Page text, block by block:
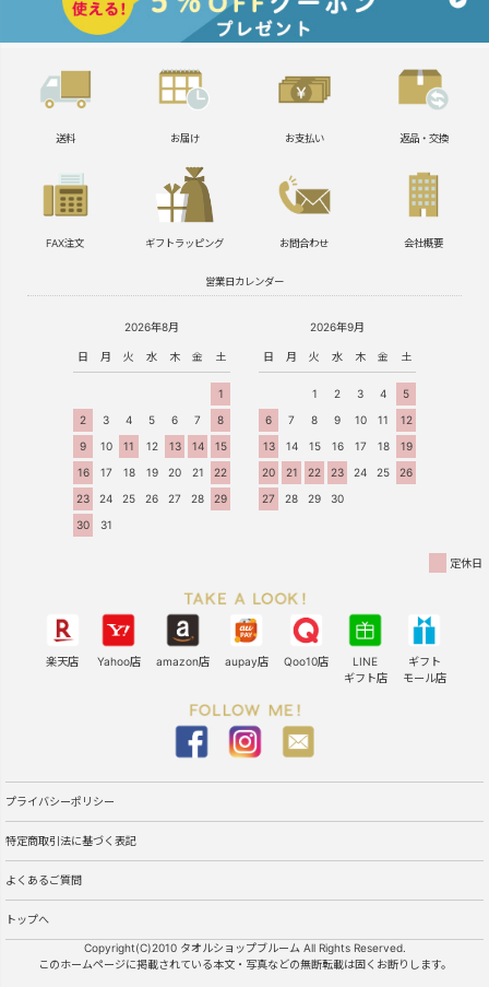
送料 お届け お支払い 返品・交換
FAX注文 ギフトラッピング お問合わせ 会社概要
営業日カレンダー
2026年8月
日 月 火 水 木 金 土
1
2
3 4 5 6 7
8
9
10 11 12 13 14
15
16
17 18 19 20 21
22
23
24 25 26 27 28
29
30
31
2026年9月
日 月 火 水 木 金 土
1 2 3 4
5
6
7 8 9 10 11
12
13
14 15 16 17 18
19
20
21 22 23 24 25
26
27
28 29 30
定休日
楽天店 Yahoo店 amazon店 aupay店 Qoo10店
LINE
ギフト店
ギフト
モール店
プライバシーポリシー
特定商取引法に基づく表記
よくあるご質問
トップへ
Copyright(C)2010 タオルショップブルーム All Rights Reserved.
このホームページに掲載されている本文・写真などの無断転載は固くお断りします。